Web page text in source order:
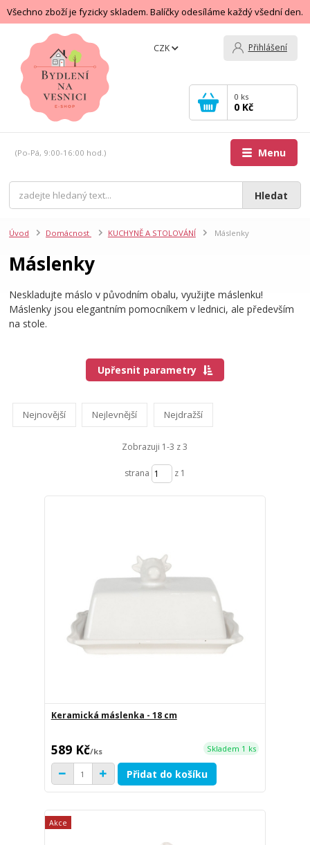
Všechno zboží je fyzicky skladem. Balíčky odesíláme každý všední den.
Menu
Hledat
CZK Přihlášení
0 ks
0 Kč
(Po-Pá, 9:00-16:00 hod.)
Úvod Domácnost KUCHYNĚ A STOLOVÁNÍ Máslenky
Máslenky
Neskladujte máslo v původním obalu, využijte máslenku!
Máslenky jsou elegantním pomocníkem v lednici, ale především
na stole.
Upřesnit parametry
Nejnovější Nejlevnější Nejdražší
Zobrazuji 1-3 z 3
strana z 1
Keramická máslenka - 18 cm
589 Kč/ks Skladem 1 ks
Přidat do košíku
Akce